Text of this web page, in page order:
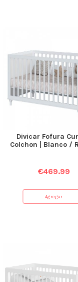
Divicar Fofura
Colchon | Blanco /
€469.99
Agregar